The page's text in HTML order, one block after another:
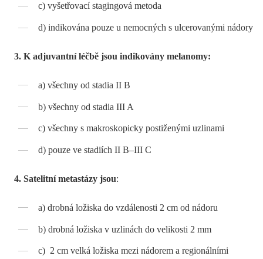
c) vyšetřovací stagingová metoda
d) indikována pouze u nemocných s ulcerovanými nádory
3. K adjuvantní léčbě jsou indikovány melanomy:
a) všechny od stadia II B
b) všechny od stadia III A
c) všechny s makroskopicky postiženými uzlinami
d) pouze ve stadiích II B–III C
4. Satelitní metastázy jsou:
a) drobná ložiska do vzdálenosti 2 cm od nádoru
b) drobná ložiska v uzlinách do velikosti 2 mm
c) 2 cm velká ložiska mezi nádorem a regionálními